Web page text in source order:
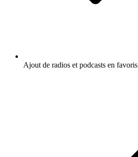
Ajout de radios et podcasts en favoris